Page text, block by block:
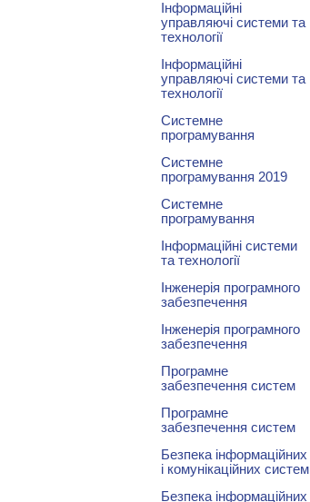
Інформаційні
управляючі системи та
технології
Інформаційні
управляючі системи та
технології
Системне
програмування
Системне
програмування 2019
Системне
програмування
Інформаційні системи
та технології
Інженерія програмного
забезпечення
Інженерія програмного
забезпечення
Програмне
забезпечення систем
Програмне
забезпечення систем
Безпека інформаційних
і комунікаційних систем
Безпека інформаційних